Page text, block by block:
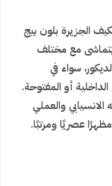
الجزيرة بلون بيج
مع مختلف
سواء في
الداخلية أو المفتوحة.
والعملي
عصريًا ومرتبًا.